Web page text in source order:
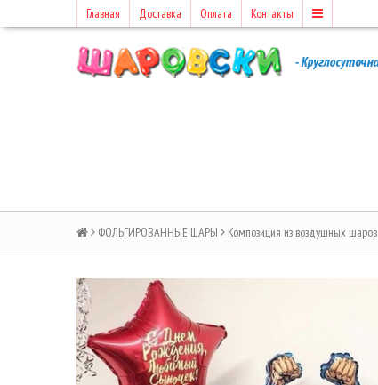
Главная Доставка Оплата Контакты
ФОЛЬГИРОВАННЫЕ ШАРЫ Композиция из воздушных